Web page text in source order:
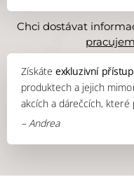
Chci dostávat
Získáteexkluzivní přístup
produktech a jejich
akcích a dárečcích, které
– Andrea